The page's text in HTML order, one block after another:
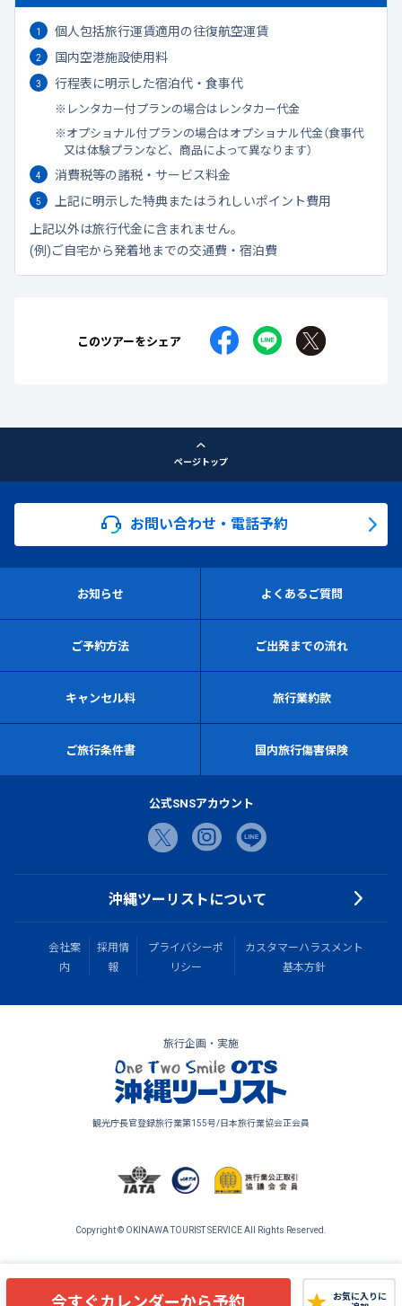
個人包括旅行運賃適用の往復航空運賃
国内空港施設使用料
行程表に明示した宿泊代・食事代
レンタカー付プランの場合はレンタカー代金
オプショナル付プランの場合はオプショナル代金（食事代
又は体験プランなど、商品によって異なります）
消費税等の諸税・サービス料金
上記に明示した特典またはうれしいポイント費用
上記以外は旅行代金に含まれません。
(例)ご自宅から発着地までの交通費・宿泊費
このツアーをシェア
今すぐカレンダーから予約
お気に入りに
ページトップ
お問い合わせ・電話予約
お知らせ よくあるご質問
ご予約方法 ご出発までの流れ
キャンセル料 旅行業約款
ご旅行条件書 国内旅行傷害保険
公式SNSアカウント
沖縄ツーリストについて
会社案
内
採用情
報
プライバシーポ
リシー
カスタマーハラスメント
基本方針
旅行企画・実施
観光庁長官登録旅行業第155号/日本旅行業協会正会員
Copyright © OKINAWA TOURIST SERVICE All Rights Reserved.